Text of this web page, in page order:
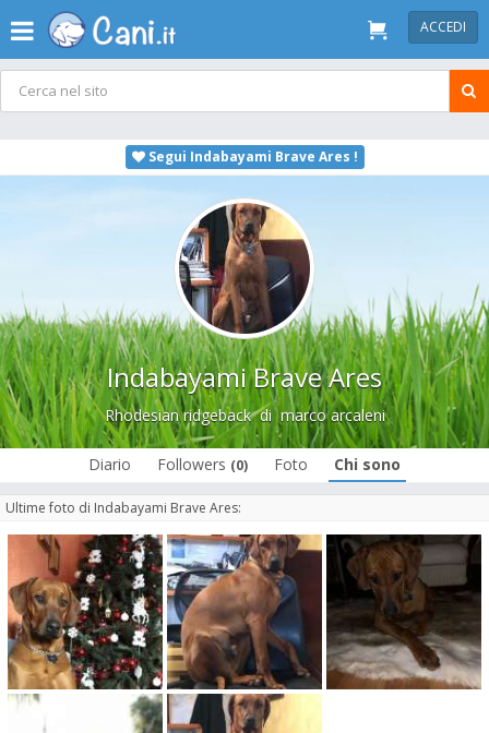
ACCEDI
Segui Indabayami Brave Ares !
Indabayami Brave Ares
Rhodesian ridgebackdimarco arcaleni
Diario Followers (0) Foto Chi sono
Ultime foto di Indabayami Brave Ares: